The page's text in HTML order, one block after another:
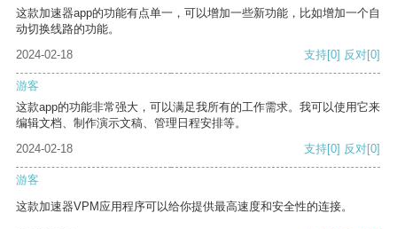
这款加速器app的功能有点单一，可以增加一些新功能，比如增加一个自
动切换线路的功能。
2024-02-18
支持[0] 反对[0]
游客
这款app的功能非常强大，可以满足我所有的工作需求。我可以使用它来
编辑文档、制作演示文稿、管理日程安排等。
2024-02-18
支持[0] 反对[0]
游客
这款加速器VPM应用程序可以给你提供最高速度和安全性的连接。